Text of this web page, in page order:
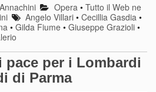
Opera • Tutto il Web ne
Angelo Villari •Cecillia Gasdia •
• Gilda Fiume • Giuseppe Grazioli •
pace per i Lombardi
di Parma